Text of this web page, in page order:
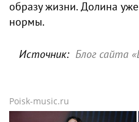
образу жизни. Долина
нормы.
Источник: Блог сайта
Poisk-music.ru